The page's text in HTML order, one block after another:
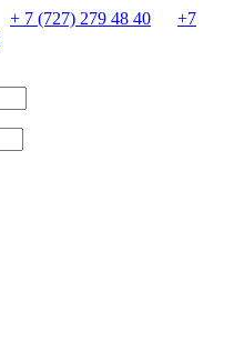
+ 7 (727) 279 48 40
+7